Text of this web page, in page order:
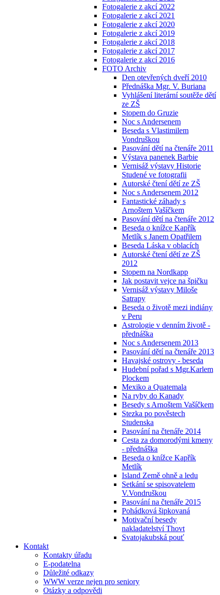
Fotogalerie z akcí 2022
Fotogalerie z akcí 2021
Fotogalerie z akcí 2020
Fotogalerie z akcí 2019
Fotogalerie z akcí 2018
Fotogalerie z akcí 2017
Fotogalerie z akcí 2016
FOTO Archiv
Den otevřených dveří 2010
Přednáška Mgr. V. Buriana
Vyhlášení literární soutěže dětí
ze ZŠ
Stopem do Gruzie
Noc s Andersenem
Beseda s Vlastimilem
Vondruškou
Pasování dětí na čtenáře 2011
Výstava panenek Barbie
Vernisáž výstavy Historie
Studené ve fotografii
Autorské čtení dětí ze ZŠ
Noc s Andersenem 2012
Fantastické záhady s
Arnoštem Vašíčkem
Pasování dětí na čtenáře 2012
Beseda o knížce Kapřík
Metlík s Janem Opatřilem
Beseda Láska v oblacích
Autorské čtení dětí ze ZŠ
2012
Stopem na Nordkapp
Jak postavit vejce na špičku
Vernisáž výstavy Miloše
Satrapy
Beseda o životě mezi indiány
v Peru
Astrologie v denním životě -
přednáška
Noc s Andersenem 2013
Pasování dětí na čtenáře 2013
Havajské ostrovy - beseda
Hudební pořad s Mgr.Karlem
Plockem
Mexiko a Quatemala
Na ryby do Kanady
Besedy s Arnoštem Vašíčkem
Stezka po pověstech
Studenska
Pasování na čtenáře 2014
Cesta za domorodými kmeny
- přednáška
Beseda o knížce Kapřík
Metlík
Island Země ohně a ledu
Setkání se spisovatelem
V.Vondruškou
Pasování na čtenáře 2015
Pohádková šipkovaná
Motivační besedy
nakladatelství Thovt
Svatojakubská pouť
Kontakt
Kontakty úřadu
E-podatelna
Důležité odkazy
WWW verze nejen pro seniory
Otázky a odpovědi